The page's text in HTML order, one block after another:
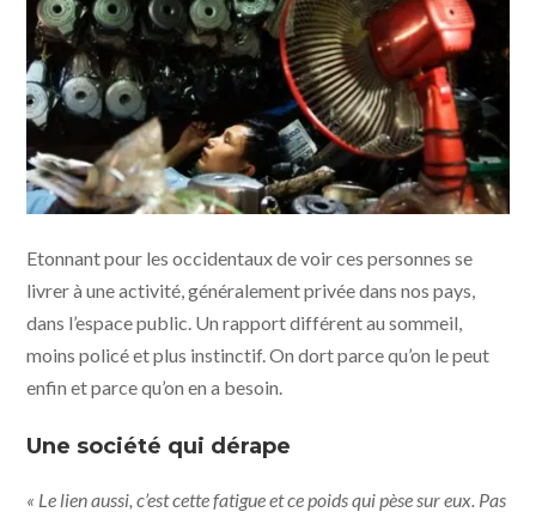
Etonnant pour les occidentaux de voir ces personnes se
livrer à une activité, généralement privée dans nos pays,
dans l’espace public. Un rapport différent au sommeil,
moins policé et plus instinctif. On dort parce qu’on le peut
enfin et parce qu’on en a besoin.
Une société qui dérape
« Le lien aussi, c’est cette fatigue et ce poids qui pèse sur eux. Pas